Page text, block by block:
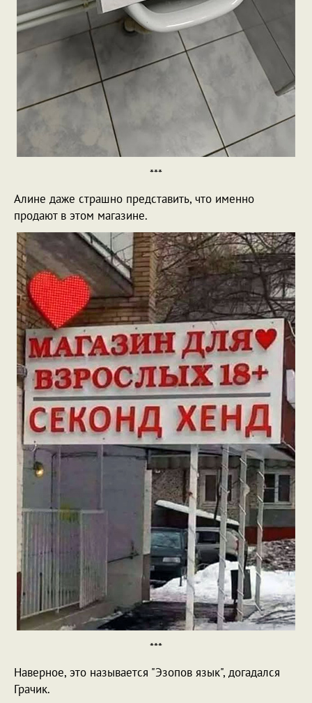
***
Алине даже страшно представить, что именно
продают в этом магазине.
***
Наверное, это называется "Эзопов язык", догадался
Грачик.